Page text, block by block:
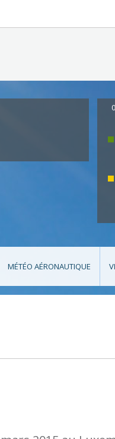
MÉTÉO AÉRONAUTIQUE